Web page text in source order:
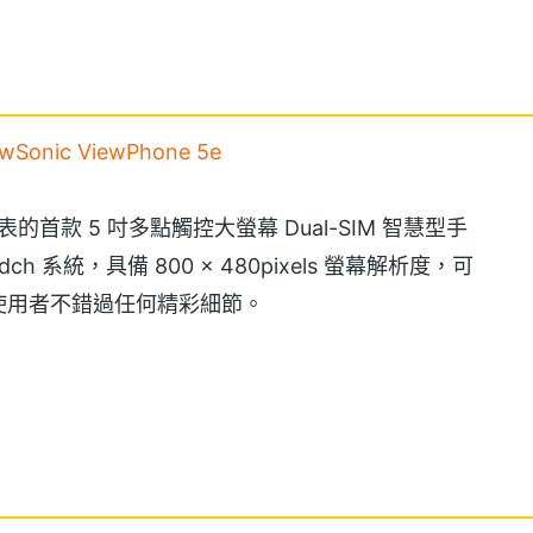
ViewPhone 5e
首款 5 吋多點觸控大螢幕 Dual-SIM 智慧型手
系統，具備 800 × 480pixels 螢幕解析度，可
者不錯過任何精彩細節。
SIM 智慧型手機，更是一支擁有強大商務功能的
讓使用者隨時打造專屬行動辦公室，讓工作與生